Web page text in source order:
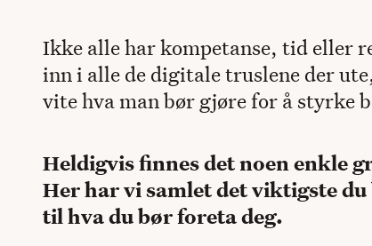
Ikke alle har kompetanse, tid eller
inn i alle de digitale truslene der
vite hva man bør gjøre for å styrke
Heldigvis finnes det noen enkle
Her har vi samlet det viktigste
til hva du bør foreta deg.